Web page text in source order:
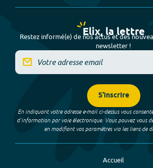
Elix, la lettre
Restez informé(e) de nos actus et des
newsletter !
S'inscrire
En indiquant votre adresse e-mail ci-dessus vous
d’information par voie électronique. Vous pouvez vous
en modifiant vos paramètres via les liens de
Accueil